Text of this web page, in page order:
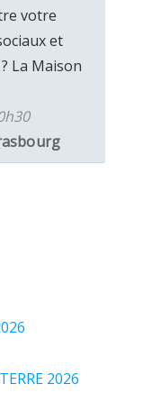
votre
et
La Maison
2026